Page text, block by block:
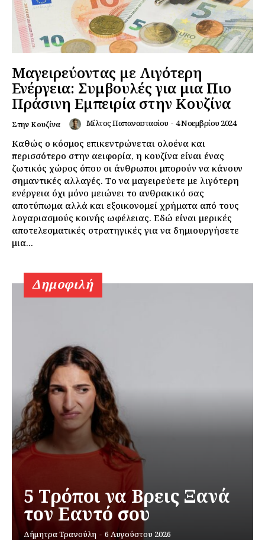
Εγγραφείτε τώρα!
Μαγειρεύοντας με Λιγότερη
Ενέργεια: Συμβουλές για μια Πιο
Πράσινη Εμπειρία στην Κουζίνα
Στην Κουζίνα Μίλτος Παπαναστασίου - 4 Νοεμβρίου 2024
Καθώς ο κόσμος επικεντρώνεται ολοένα και
περισσότερο στην αειφορία, η κουζίνα είναι ένας
ζωτικός χώρος όπου οι άνθρωποι μπορούν να κάνουν
σημαντικές αλλαγές. Το να μαγειρεύετε με λιγότερη
ενέργεια όχι μόνο μειώνει το ανθρακικό σας
αποτύπωμα αλλά και εξοικονομεί χρήματα από τους
λογαριασμούς κοινής ωφέλειας. Εδώ είναι μερικές
αποτελεσματικές στρατηγικές για να δημιουργήσετε
μια...
Δημοφιλή
5 Τρόποι να Βρεις Ξανά
τον Εαυτό σου
Δήμητρα Τρανούλη - 6 Αυγούστου 2026